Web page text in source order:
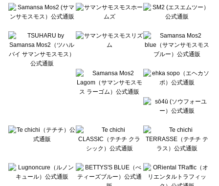
Te chichi（テチチ）のその他シューズ一覧
Te chichi CLASSIC（テチチ クラシック）のその他シューズ一覧
Lugnoncure（ルノンキュール）のその他シューズ一覧
BETTY'S BLUE（べティーズブルー）のその他シューズ一覧
Wpc.（ワールドパーティー）のその他シューズ一覧